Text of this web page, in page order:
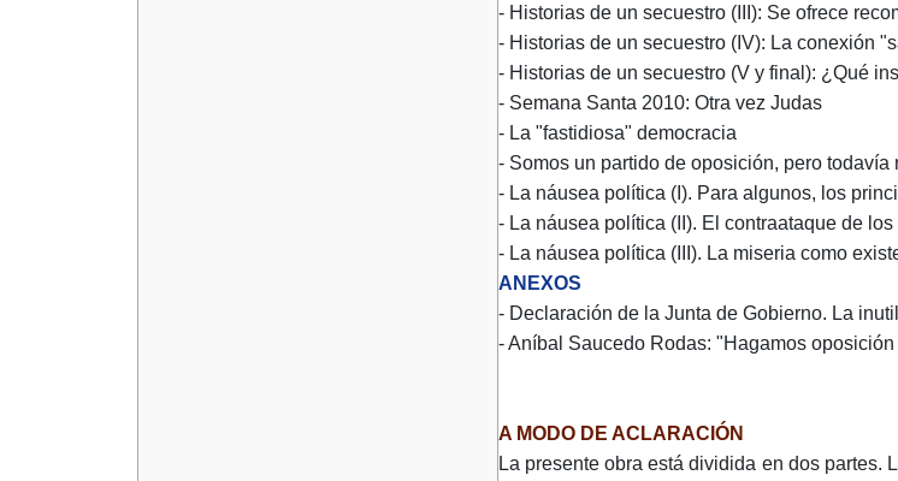
- Historias de un secuestro (III): Se ofrece
- Historias de un secuestro (IV): La conexión
- Historias de un secuestro (V y final): ¿Qué
- Semana Santa 2010: Otra vez Judas
- La "fastidiosa" democracia
- Somos un partido de oposición, pero todavía
- La náusea política (I). Para algunos, los
- La náusea política (II). El contraataque de
- La náusea política (III). La miseria como
ANEXOS
- Declaración de la Junta de Gobierno. La
- Aníbal Saucedo Rodas: "Hagamos
A MODO DE ACLARACIÓN
La presente obra está dividida en dos partes.